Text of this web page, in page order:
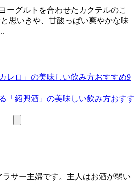
ーグルトを合わせたカクテルのこ
思いきや、甘酸っぱい爽やかな味
レロ」の美味しい飲み方おすすめ9
「紹興酒」の美味しい飲み方おすす
サー主婦です。主人はお酒が弱い